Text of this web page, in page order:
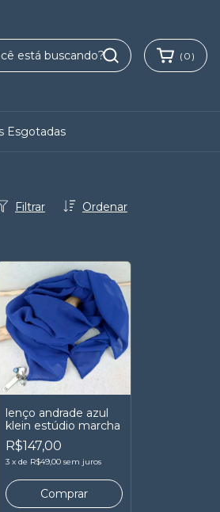
( 0 )
Esgotadas
Ordenar
Filtrar
lenço andrade azul
klein estúdio marcha
R$147,00
3 x de R$49,00 sem juros